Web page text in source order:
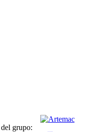
grupo: